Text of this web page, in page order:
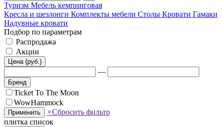
Туризм Мебель кемпинговая
Кресла и шезлонги Комплекты мебели Столы Кровати Гамаки
Надувные кровати
Подбор по параметрам
Распродажа
Акции
Цена (руб.)
—
Бренд
Ticket To The Moon
WowHammock
Применить ×Сбросить фильтр
плитка список